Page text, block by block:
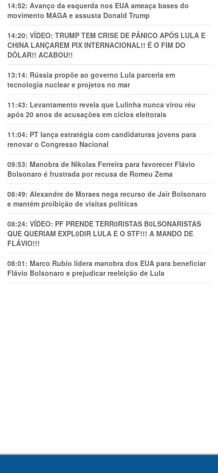
14:52: Avanço da esquerda nos EUA ameaça bases do
movimento MAGA e assusta Donald Trump
14:20: VÍDEO: TRUMP TEM CRlSE DE PÂNlCO APÓS LULA E
CHINA LANÇAREM PIX INTERNACIONAL!! É O FIM DO
DÓLAR!! ACABOU!!
13:14: Rússia propõe ao governo Lula parceria em
tecnologia nuclear e projetos no mar
11:43: Levantamento revela que Lulinha nunca virou réu
após 20 anos de acusações em ciclos eleitorais
11:04: PT lança estratégia com candidaturas jovens para
renovar o Congresso Nacional
09:53: Manobra de Nikolas Ferreira para favorecer Flávio
Bolsonaro é frustrada por recusa de Romeu Zema
08:49: Alexandre de Moraes nega recurso de Jair Bolsonaro
e mantém proibição de visitas políticas
08:24: VÍDEO: PF PRENDE TERR0RlSTAS B0LSONARlSTAS
QUE QUERIAM EXPL0DlR LULA E O STF!!! A MANDO DE
FLÁVIO!!!
08:01: Marco Rubio lidera manobra dos EUA para beneficiar
Flávio Bolsonaro e prejudicar reeleição de Lula